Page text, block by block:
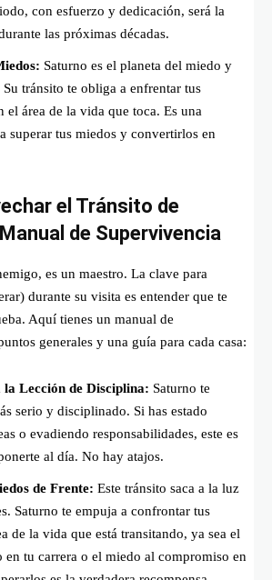
con esfuerzo y dedicación, será la
las próximas décadas.
Saturno es el planeta del miedo y
tránsito te obliga a enfrentar tus
el área de la vida que toca. Es una
superar tus miedos y convertirlos en
el Tránsito de
de Supervivencia
es un maestro. La clave para
durante su visita es entender que te
Aquí tienes un manual de
generales y una guía para cada casa:
Lección de Disciplina: Saturno te
serio y disciplinado. Si has estado
o evadiendo responsabilidades, este es
al día. No hay atajos.
de Frente: Este tránsito saca a la luz
Saturno te empuja a confrontar tus
de la vida que está transitando, ya sea el
en tu carrera o el miedo al compromiso en